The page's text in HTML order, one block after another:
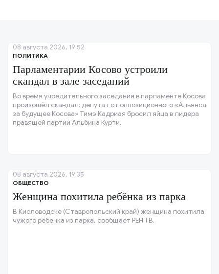
ПОЛИТИКА
Парламентарии Косово устроили
скандал в зале заседаний
Во время учредительного заседания в парламенте Косова
произошёл скандал: депутат от оппозиционного «Альянса
за будущее Косова» Тимэ Кадриая бросил яйца в лидера
правящей партии Альбина Курти.
08 августа 2026, 19:52
ОБЩЕСТВО
Женщина похитила ребёнка из парка
В Кисловодске (Ставропольский край) женщина похитила
чужого ребёнка из парка, сообщает РЕН ТВ.
08 августа 2026, 19:35